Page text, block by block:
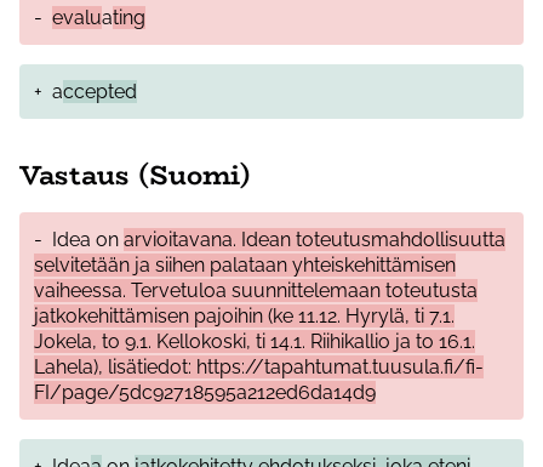
- evaluating
+ accepted
Vastaus (Suomi)
- Idea on arvioitavana. Idean toteutusmahdollisuutta
selvitetään ja siihen palataan yhteiskehittämisen
vaiheessa. Tervetuloa suunnittelemaan toteutusta
jatkokehittämisen pajoihin (ke 11.12. Hyrylä, ti 7.1.
Jokela, to 9.1. Kellokoski, ti 14.1. Riihikallio ja to 16.1.
Lahela), lisätiedot: https://tapahtumat.tuusula.fi/fi-
FI/page/5dc92718595a212ed6da14d9